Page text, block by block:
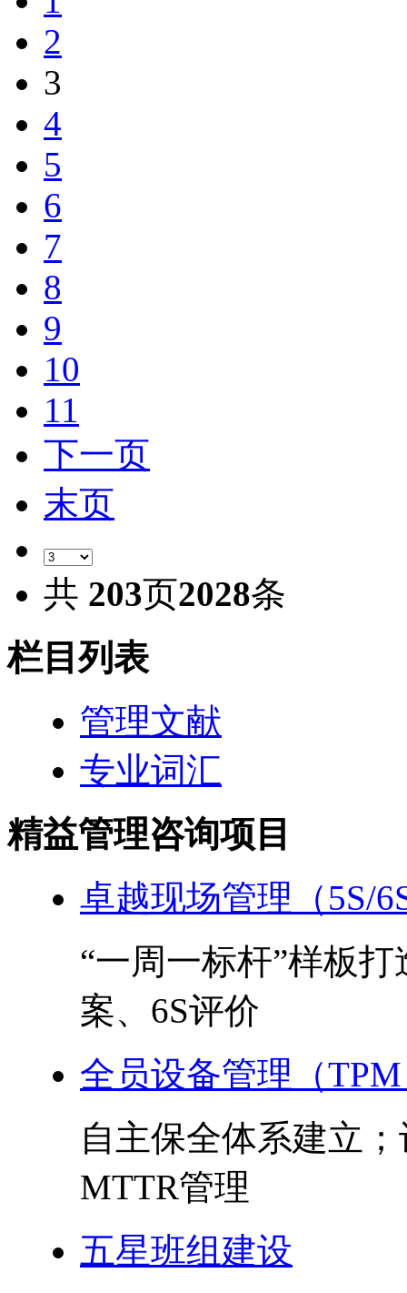
2
3
4
5
6
7
8
9
10
11
下一页
末页
共 203页2028条
栏目列表
管理文献
专业词汇
精益管理咨询项目
卓越现场管理（5S/
“一周一标杆”样板
案、6S评价
全员设备管理（
自主保全体系建立
MTTR管理
五星班组建设